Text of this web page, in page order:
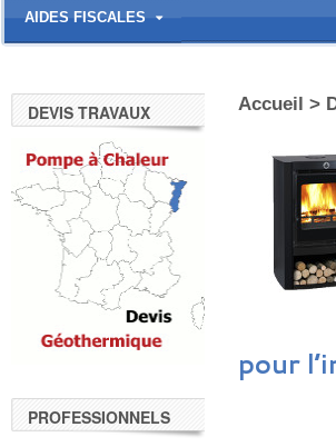
AIDES FISCALES
Accueil >
pour
DEVIS TRAVAUX
PROFESSIONNELS